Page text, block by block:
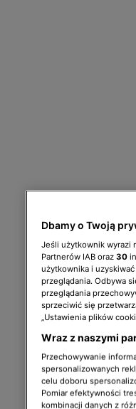
Dbamy o Twoją
Jeśli użytkownik wyrazi
Partnerów IAB oraz 30
użytkownika i
przeglądania. Odbywa
przeglądania
sprzeciwić się
„Ustawienia plików
Wraz z naszymi
Przechowywanie
spersonalizowanych
celu doboru
Pomiar efektywności
kombinacji danych z